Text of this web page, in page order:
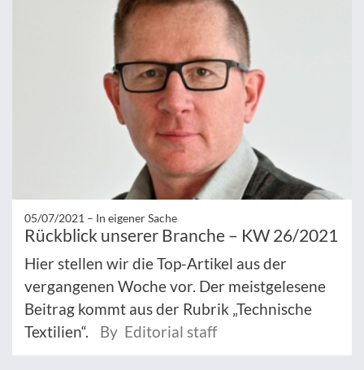
05/07/2021 – In eigener Sache
Rückblick unserer Branche – KW 26/2021
Hier stellen wir die Top-Artikel aus der
vergangenen Woche vor. Der meistgelesene
Beitrag kommt aus der Rubrik „Technische
Textilien“.
By Editorial staff